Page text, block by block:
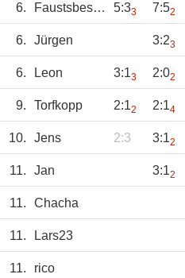
6. FaustsbesterKun 5:33 7:52
6. Jürgen 3:23
6. Leon 3:13 2:02
9. Torfkopp 2:12 2:14
10. Jens 2:3 3:12
11. Jan 3:12
11. Chacha
11. Lars23
11. rico